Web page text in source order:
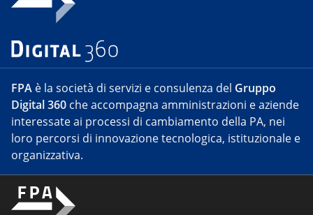
FPA è la società di servizi e consulenza del Gruppo
Digital 360 che accompagna amministrazioni e aziende
interessate ai processi di cambiamento della PA, nei
loro percorsi di innovazione tecnologica, istituzionale e
organizzativa.